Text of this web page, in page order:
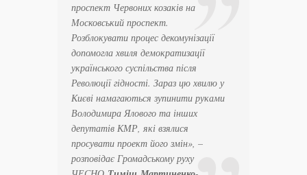
проспект Червоних козаків на
Московський проспект.
Розблокувати процес декомунізації
допомогла хвиля демократизації
українського суспільства після
Революції гідності. Зараз цю хвилю у
Києві намагаються зупинити руками
Володимира Ялового та інших
депутатів КМР, які взялися
просувати проект його змін», –
розповідає Громадському руху